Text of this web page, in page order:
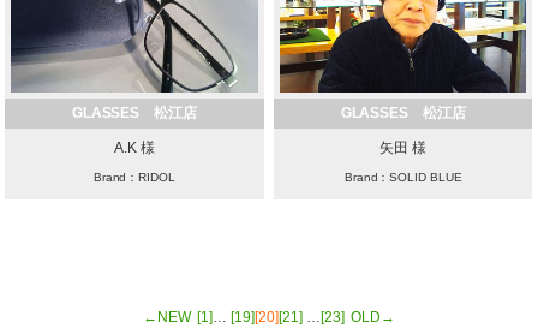
GLASSES 松江店
A.K 様
Brand：RIDOL
GLASSES 松江店
矢田 様
Brand：SOLID BLUE
←NEW [1] …[19][20][21]… [23] OLD→